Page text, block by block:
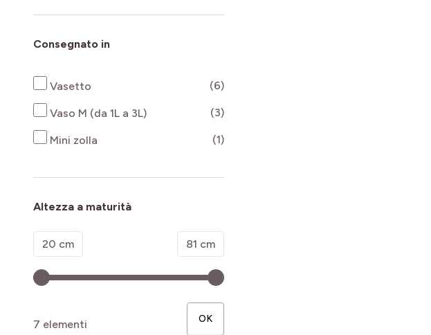
Consegnato in
Vasetto (6)products available
Vaso M (da 1L a 3L) (3)products available
Mini zolla (1)products available
Altezza a maturità
Minimum value
20 cm Valore massimo
81 cm
7 elementi OK